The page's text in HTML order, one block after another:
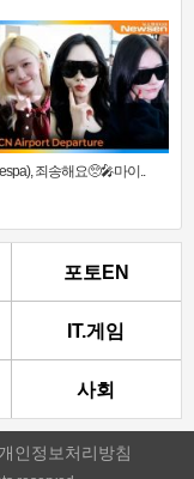
죄송해요🥺🎤마이..
포토EN
IT.게임
사회
개인정보처리방침